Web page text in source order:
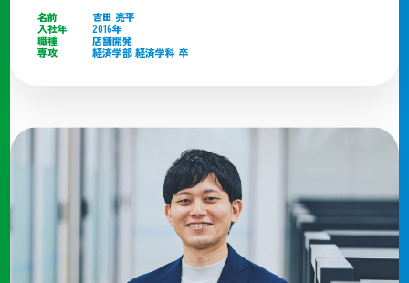
名前
吉田 亮平
入社年
2016年
職種
店舗開発
専攻
経済学部 経済学科 卒